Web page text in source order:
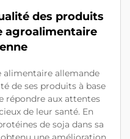
des produits
agroalimentaire
allemande
de ses produits à base
répondre aux attentes
de leur santé. En
de soja dans sa